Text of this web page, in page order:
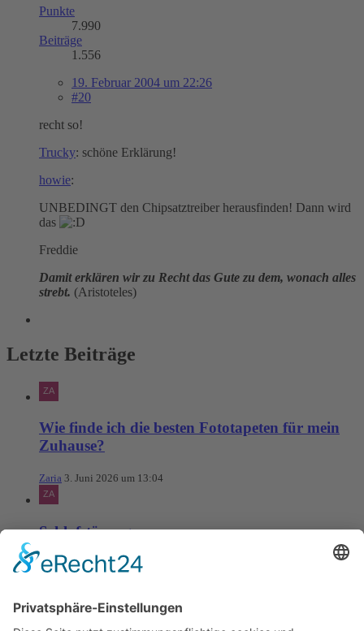
Punkte
7.990
Beiträge
1.556
19. Februar 2004 um 22:26
#20
recht so!
Trucky: schöne Erklärung!
howie:
UNBEDINGT den Chipsatztreiber herausfinden! Dann wird
das
Freddie
Damit erklären wir zu Recht das Gute zu dem, wonach alles
strebt. (Aristoteles)
Letzte Beiträge
Wie finde ich die besten Fototapeten für mein
Zuhause?
Zaria 3. Juni 2026 um 13:04
Schlafstörungen
Zaria 3. Juni 2026 um 13:03
Ms word to PDF